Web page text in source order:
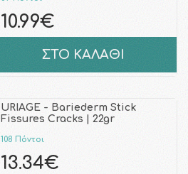
10.99€
ΣΤΟ ΚΑΛΑΘΙ
URIAGE - Bariederm Stick
Fissures Cracks | 22gr
108 Πόντοι
13.34€